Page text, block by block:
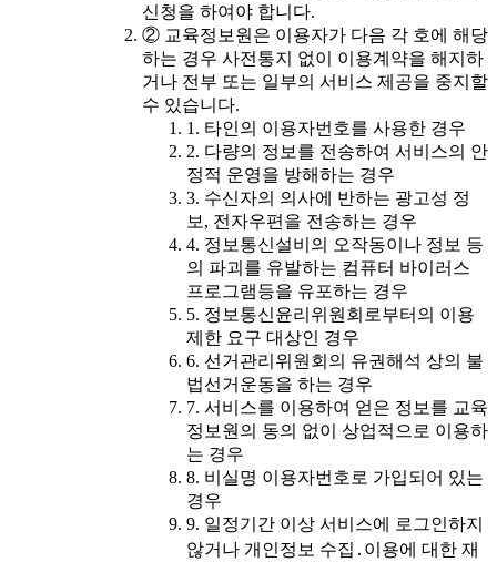
신청을 하여야 합니다.
② 교육정보원은 이용자가 다음 각 호에 해당
하는 경우 사전통지 없이 이용계약을 해지하
거나 전부 또는 일부의 서비스 제공을 중지할
수 있습니다.
1. 타인의 이용자번호를 사용한 경우
2. 다량의 정보를 전송하여 서비스의 안
정적 운영을 방해하는 경우
3. 수신자의 의사에 반하는 광고성 정
보, 전자우편을 전송하는 경우
4. 정보통신설비의 오작동이나 정보 등
의 파괴를 유발하는 컴퓨터 바이러스
프로그램등을 유포하는 경우
5. 정보통신윤리위원회로부터의 이용
제한 요구 대상인 경우
6. 선거관리위원회의 유권해석 상의 불
법선거운동을 하는 경우
7. 서비스를 이용하여 얻은 정보를 교육
정보원의 동의 없이 상업적으로 이용하
는 경우
8. 비실명 이용자번호로 가입되어 있는
경우
9. 일정기간 이상 서비스에 로그인하지
않거나 개인정보 수집․이용에 대한 재